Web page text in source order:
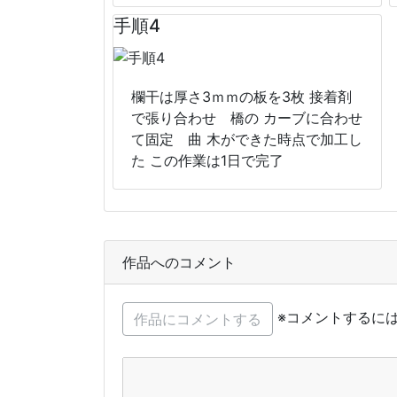
手順4
欄干は厚さ3ｍｍの板を3枚 接着剤
で張り合わせ 橋の カーブに合わせ
て固定 曲 木ができた時点で加工し
た この作業は1日で完了
作品へのコメント
※コメントするに